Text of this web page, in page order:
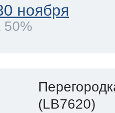
ноября
50%
(LB7620)